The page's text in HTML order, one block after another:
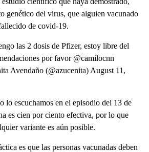
genético del virus, que alguien vacunado
de covid-19.
las 2 dosis de Pfizer, estoy libre del
por favor @camilocnn
Avendaño (@azucenita) August 11,
lo escuchamos en el episodio del 13 de
es cien por ciento efectiva, por lo que
variante es aún posible.
es que las personas vacunadas deben